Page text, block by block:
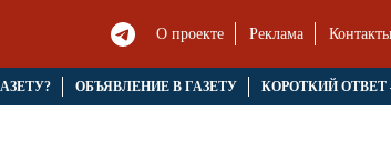
О проекте Реклама Контакты
ОБЪЯВЛЕНИЕ В ГАЗЕТУ КОРОТКИЙ ОТВЕТ